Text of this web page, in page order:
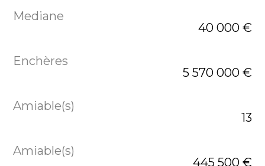
40 000 €
5 570 000 €
13
445 500 €